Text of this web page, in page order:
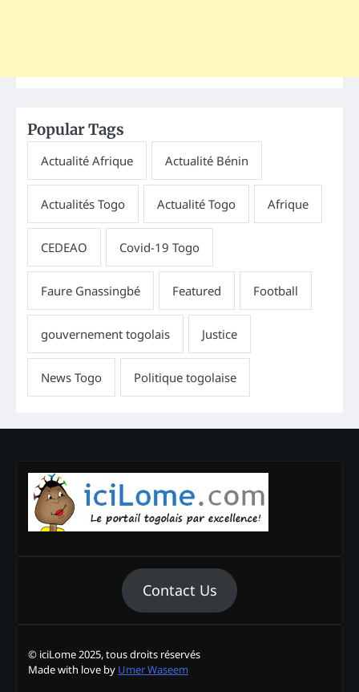
Popular Tags
Contact Us
© iciLome 2025, tous droits réservés
Made with love by Umer Waseem